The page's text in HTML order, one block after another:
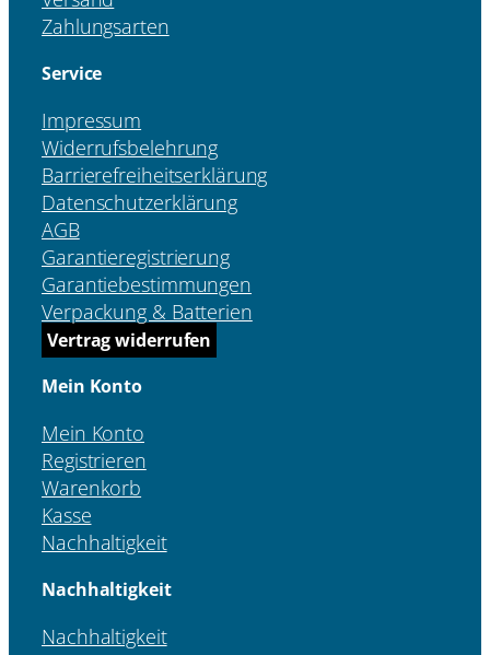
Zahlungsarten
Service
Impressum
Widerrufsbelehrung
Barrierefreiheitserklärung
Datenschutzerklärung
AGB
Garantieregistrierung
Garantiebestimmungen
Verpackung & Batterien
Vertrag widerrufen
Mein Konto
Mein Konto
Registrieren
Warenkorb
Kasse
Nachhaltigkeit
Nachhaltigkeit
Nachhaltigkeit